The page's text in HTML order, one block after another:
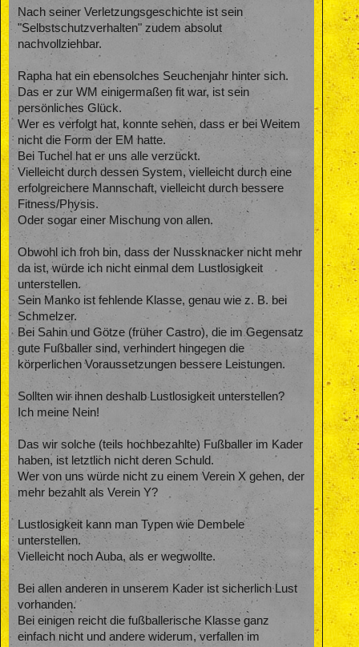
Nach seiner Verletzungsgeschichte ist sein
"Selbstschutzverhalten" zudem absolut
nachvollziehbar.
Rapha hat ein ebensolches Seuchenjahr hinter sich.
Das er zur WM einigermaßen fit war, ist sein
persönliches Glück.
Wer es verfolgt hat, konnte sehen, dass er bei Weitem
nicht die Form der EM hatte.
Bei Tuchel hat er uns alle verzückt.
Vielleicht durch dessen System, vielleicht durch eine
erfolgreichere Mannschaft, vielleicht durch bessere
Fitness/Physis.
Oder sogar einer Mischung von allen.
Obwohl ich froh bin, dass der Nussknacker nicht mehr
da ist, würde ich nicht einmal dem Lustlosigkeit
unterstellen.
Sein Manko ist fehlende Klasse, genau wie z. B. bei
Schmelzer.
Bei Sahin und Götze (früher Castro), die im Gegensatz
gute Fußballer sind, verhindert hingegen die
körperlichen Voraussetzungen bessere Leistungen.
Sollten wir ihnen deshalb Lustlosigkeit unterstellen?
Ich meine Nein!
Das wir solche (teils hochbezahlte) Fußballer im Kader
haben, ist letztlich nicht deren Schuld.
Wer von uns würde nicht zu einem Verein X gehen, der
mehr bezahlt als Verein Y?
Lustlosigkeit kann man Typen wie Dembele
unterstellen.
Vielleicht noch Auba, als er wegwollte.
Bei allen anderen in unserem Kader ist sicherlich Lust
vorhanden.
Bei einigen reicht die fußballerische Klasse ganz
einfach nicht und andere widerum, verfallen im